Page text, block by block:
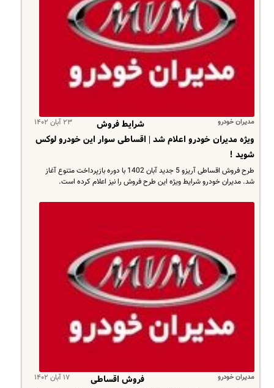
مدیران خودرو ۲۳ آبان ۱۴۰۲
شرایط فروش
ویژه مدیران خودرو اعلام شد | اقساطی سوار این خودرو لوکس
شوید !
طرح فروش اقساطی آریزو 5 جدید آبان 1402 با دوره بازپرداخت متنوع آغاز
شد. مدیران خودرو شرایط ویژه این طرح فروش را نیز اعلام کرده است.
مدیران خودرو ۱۷ آبان ۱۴۰۲
فروش اقساطی